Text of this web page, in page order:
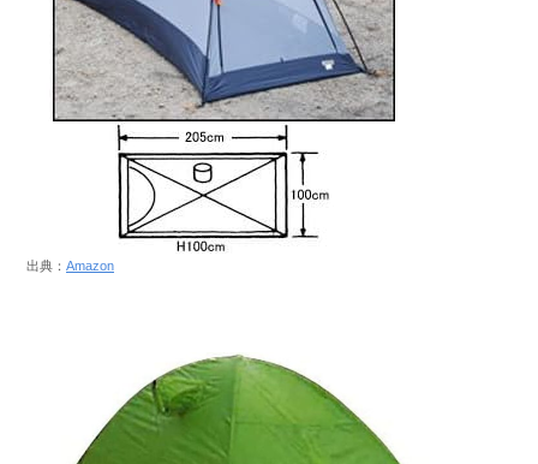
出典： Amazon